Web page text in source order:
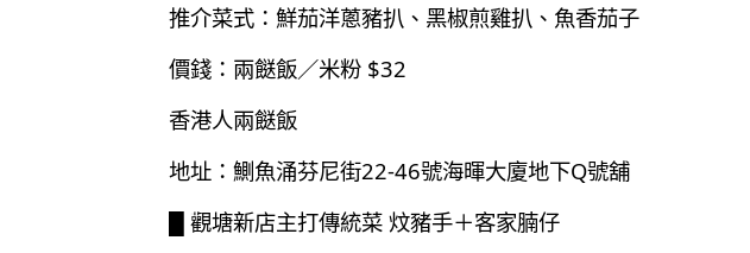
推介菜式：鮮茄洋蔥豬扒、黑椒煎雞扒、魚香茄子
價錢：兩餸飯／米粉 $32
香港人兩餸飯
地址：鰂魚涌芬尼街22-46號海暉大廈地下Q號舖
█ 觀塘新店主打傳統菜 炆豬手＋客家腩仔